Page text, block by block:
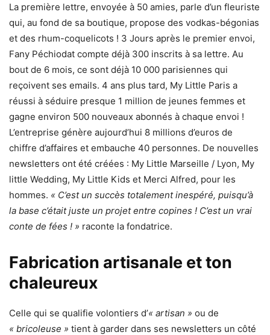
La première lettre, envoyée à 50 amies, parle d’un fleuriste
qui, au fond de sa boutique, propose des vodkas-bégonias
et des rhum-coquelicots ! 3 Jours après le premier envoi,
Fany Péchiodat compte déjà 300 inscrits à sa lettre. Au
bout de 6 mois, ce sont déjà 10 000 parisiennes qui
reçoivent ses emails. 4 ans plus tard, My Little Paris a
réussi à séduire presque 1 million de jeunes femmes et
gagne environ 500 nouveaux abonnés à chaque envoi !
L’entreprise génère aujourd’hui 8 millions d’euros de
chiffre d’affaires et embauche 40 personnes. De nouvelles
newsletters ont été créées : My Little Marseille / Lyon, My
little Wedding, My Little Kids et Merci Alfred, pour les
hommes. « C’est un succès totalement inespéré, puisqu’à
la base c’était juste un projet entre copines ! C’est un vrai
conte de fées ! » raconte la fondatrice.
Fabrication artisanale et ton
chaleureux
Celle qui se qualifie volontiers d’« artisan » ou de
« bricoleuse » tient à garder dans ses newsletters un côté